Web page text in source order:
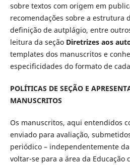
sobre textos com origem em
recomendações sobre a estrutura
definição de autplágio, entre
leitura da seção Diretrizes aos
templates dos manuscritos e
especificidades do formato de
POLÍTICAS DE SEÇÃO E
MANUSCRITOS
Os manuscritos, aqui entendidos
enviado para avaliação,
periódico – independentemente
voltar-se para a área da